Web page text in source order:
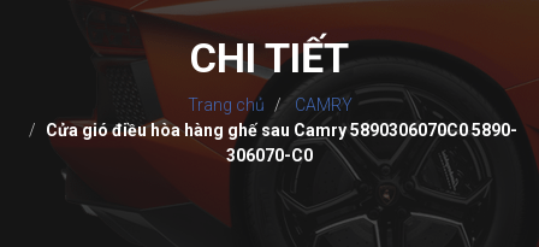
CHI TIẾT
Trang chủ
CAMRY
Cửa gió điều hòa hàng ghế sau Camry 5890306070C0 5890-
306070-C0